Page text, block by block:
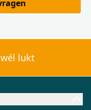
lukt